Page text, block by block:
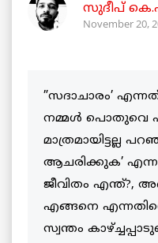
സുദീപ്
November 20,
”സദാചാരം’
നമ്മള്‍ പൊതുവെ
മാത്രമായിട്ടല്ല
ആചരിക്കുക’
ജീവിതം എന്ത്?,
എങ്ങനെ
സ്വന്തം